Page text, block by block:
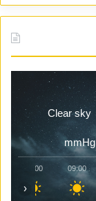
Clear sky
mmHg
09:00
10:00
‹